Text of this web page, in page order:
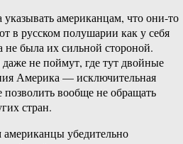
американцам, что они-то
в русском полушарии как у себя
была их сильной стороной.
не поймут, где тут двойные
Америка — исключительная
позволить вообще не обращать
стран.
убедительно